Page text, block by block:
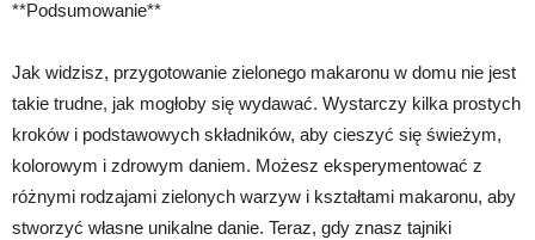
**Podsumowanie**
Jak widzisz, przygotowanie zielonego makaronu w domu nie jest
takie trudne, jak mogłoby się wydawać. Wystarczy kilka prostych
kroków i podstawowych składników, aby cieszyć się świeżym,
kolorowym i zdrowym daniem. Możesz eksperymentować z
różnymi rodzajami zielonych warzyw i kształtami makaronu, aby
stworzyć własne unikalne danie. Teraz, gdy znasz tajniki